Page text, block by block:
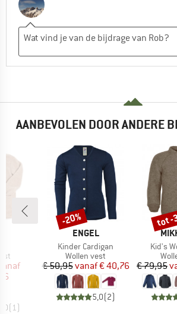
AANBEVOLEN DOOR ANDERE
prijs
( 1)
MERK
ENGEL
Artikel
Kinder Cardigan
Productgroep
Wollen vest
Prijs
€ 50,95 Verlaagde prijs
vanaf€ 40,76
5,0(2)
Korting
-20%
Artikel
Kid's
€ 79,95
tot -